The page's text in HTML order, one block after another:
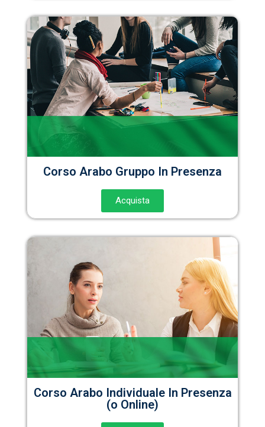
Corso Arabo Gruppo In Presenza
Acquista
Corso Arabo Individuale In Presenza
(o Online)